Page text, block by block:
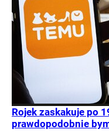
Rojek zaskakuje po
prawdopodobnie